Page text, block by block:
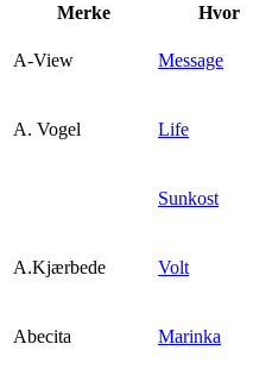
Åpningstider
Praktisk informasjon
Min Shopping-app
Merke
Hvor
A-View Message
A. Vogel Life
Sunkost
A.Kjærbede Volt
Abecita Marinka